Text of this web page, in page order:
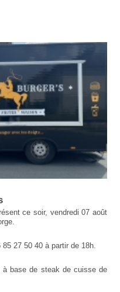
ce soir, vendredi 07 août
27 50 40 à partir de 18h.
à base de steak de cuisse de